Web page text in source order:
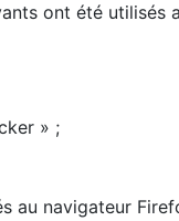
ont été utilisés
» ;
au navigateur